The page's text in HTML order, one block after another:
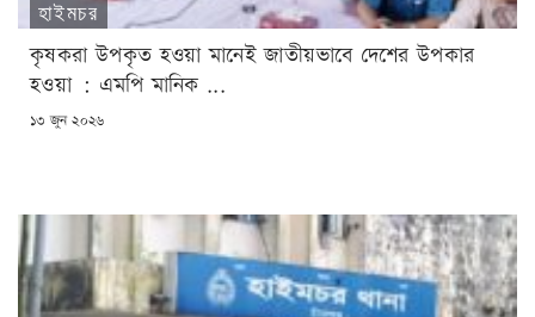
হাইমচর
কৃষকরা উপকৃত হওয়া মানেই জাতীয়ভাবে দেশের উপকার
হওয়া : এমপি মানিক ...
POSTED
১৩ জুন ২০২৬